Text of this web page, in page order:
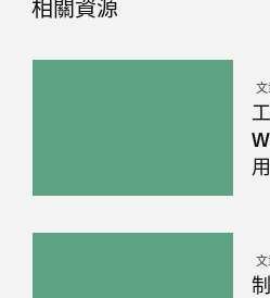
相關資源
文
文